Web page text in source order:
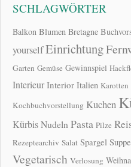
SCHLAGWÖRTER
Balkon Blumen Bretagne
yourselfEinrichtung
Garten Gemüse Gewinnspiel
Interieur Interior Italien Karotten
Kochbuchvorstellung Kuchen
KürbisNudeln Pasta Pilze
Rezeptearchiv Salat Spargel Suppe
Vegetarisch Verlosung